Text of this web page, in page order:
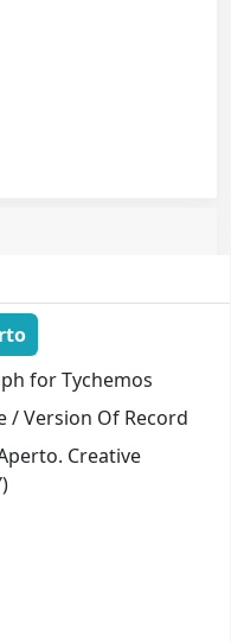
for Tychemos
/ Version Of Record
Creative